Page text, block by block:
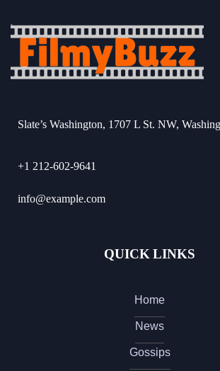
Slate’s Washington, 1707 L St. NW,
+1 212-602-9641
info@example.com
QUICK LINKS
Home
News
Gossips